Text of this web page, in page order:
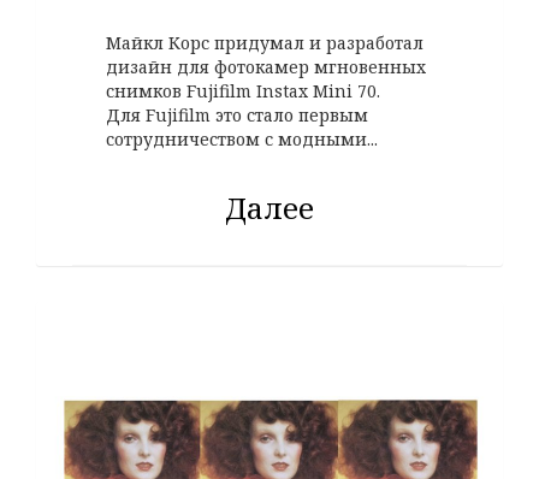
Майкл Корс придумал и разработал
дизайн для фотокамер мгновенных
снимков Fujifilm Instax Mini 70.
Для Fujifilm это стало первым
сотрудничеством с модными...
Далее